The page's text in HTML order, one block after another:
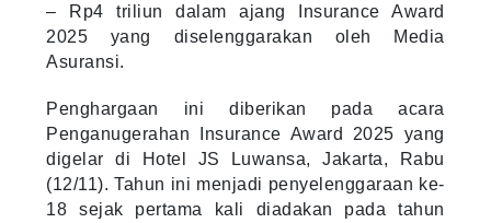
– Rp4 triliun dalam ajang Insurance Award
2025 yang diselenggarakan oleh Media
Asuransi.
Penghargaan ini diberikan pada acara
Penganugerahan Insurance Award 2025 yang
digelar di Hotel JS Luwansa, Jakarta, Rabu
(12/11). Tahun ini menjadi penyelenggaraan ke-
18 sejak pertama kali diadakan pada tahun